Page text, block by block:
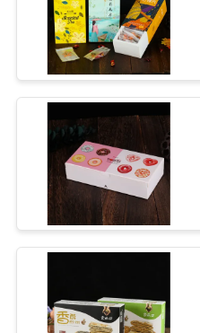
bevande